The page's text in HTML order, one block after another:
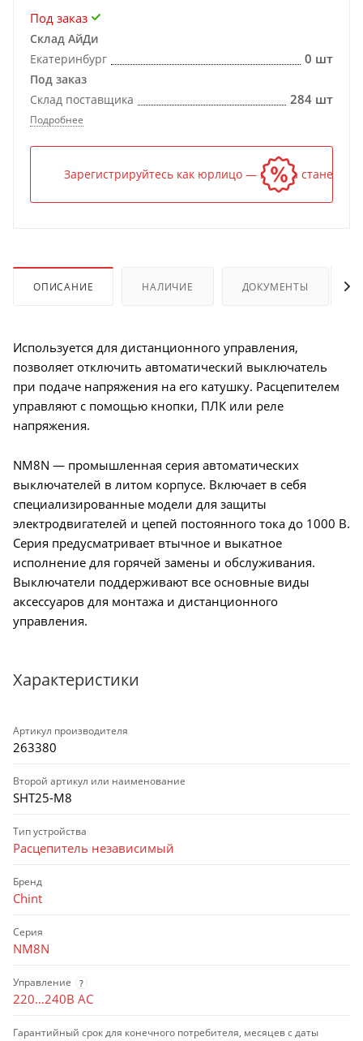
Под заказ
Склад АйДи
Екатеринбург
0 шт
Под заказ
Склад поставщика
284 шт
Подробнее
Зарегистрируйтесь как юрлицо — и цена станет
ОПИСАНИЕ НАЛИЧИЕ ДОКУМЕНТЫ
Используется для дистанционного управления,
позволяет отключить автоматический выключатель
при подаче напряжения на его катушку. Расцепителем
управляют с помощью кнопки, ПЛК или реле
напряжения.
NM8N — промышленная серия автоматических
выключателей в литом корпусе. Включает в себя
специализированные модели для защиты
электродвигателей и цепей постоянного тока до 1000 В.
Серия предусматривает втычное и выкатное
исполнение для горячей замены и обслуживания.
Выключатели поддерживают все основные виды
аксессуаров для монтажа и дистанционного
управления.
Характеристики
Артикул производителя
263380
Второй артикул или наименование
SHT25-M8
Тип устройства
Расцепитель независимый
Бренд
Chint
Серия
NM8N
Управление ?
220…240В AC
Гарантийный срок для конечного потребителя, месяцев с даты